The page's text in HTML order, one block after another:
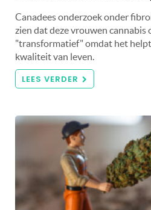
Canadees onderzoek onder
zien dat deze vrouwen cannabis
"transformatief" omdat het
kwaliteit van leven.
LEES VERDER